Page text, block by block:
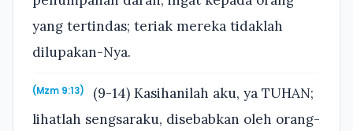
yang tertindas; teriak mereka tidaklah
dilupakan-Nya.
(Mzm 9:13)
(9-14) Kasihanilah aku, ya TUHAN;
lihatlah sengsaraku, disebabkan oleh orang-